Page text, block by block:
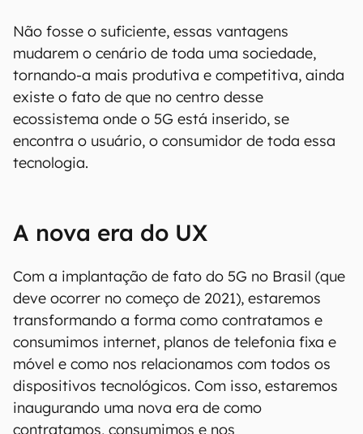
Não fosse o suficiente, essas vantagens
mudarem o cenário de toda uma sociedade,
tornando-a mais produtiva e competitiva, ainda
existe o fato de que no centro desse
ecossistema onde o 5G está inserido, se
encontra o usuário, o consumidor de toda essa
tecnologia.
A nova era do UX
Com a implantação de fato do 5G no Brasil (que
deve ocorrer no começo de 2021), estaremos
transformando a forma como contratamos e
consumimos internet, planos de telefonia fixa e
móvel e como nos relacionamos com todos os
dispositivos tecnológicos. Com isso, estaremos
inaugurando uma nova era de como
contratamos, consumimos e nos